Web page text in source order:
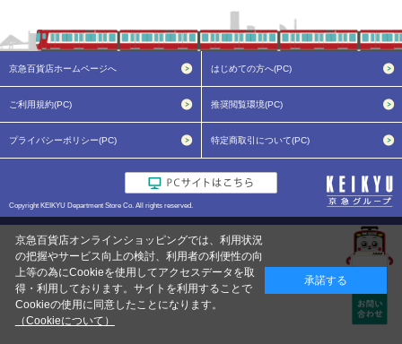
京急百貨店ホームページへ はじめての方へ(PC)
ご利用規約(PC) 推奨閲覧環境(PC)
プライバシーポリシー(PC) 特定商取引について(PC)
Copyright KEIKYU Department Store Co. All rights reserved.
京急百貨店オンラインショッピングでは、利用状況
の把握やサービス向上の検討、利用者の利便性の向
上等の為にCookieを使用してアクセスデータを取
得・利用しております。サイトを利用することで
Cookieの使用に同意したことになります。
（Cookieについて）
承諾する